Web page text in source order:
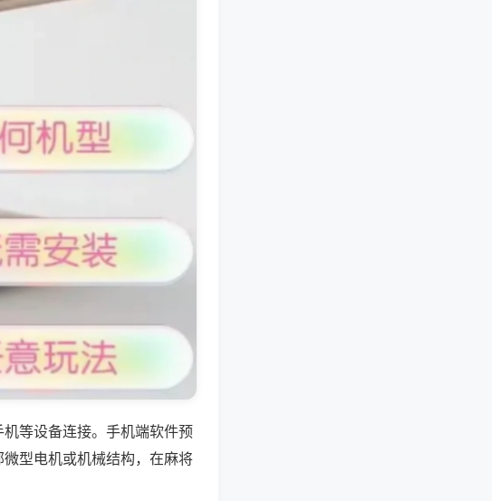
等设备连接。手机端软件预
型电机或机械结构，在麻将